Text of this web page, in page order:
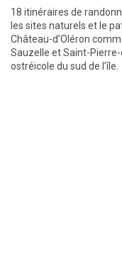
18 itinéraires de
les sites naturels et le
Château-d’Oléron
Sauzelle et Saint-Pierre-
ostréicole du sud de l’île.